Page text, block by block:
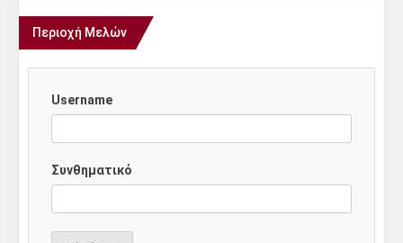
Περιοχή Μελών
Username
Συνθηματικό